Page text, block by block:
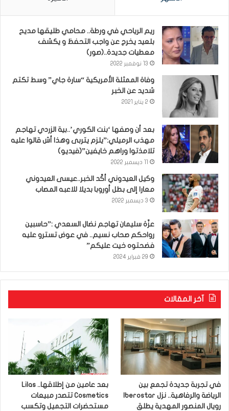
ريم الرياحي في ورطة.. محامي طليقها مديح
بلعيد يخرج عن واجب التحفظ و يكشف
معطيات جديدة..(صور)
13 نوفمبر 2022
وفاة الممثلة الأمريكية “سارة جاي” وسط تكتم
شديد عن الخبر
2 يناير 2021
بعد أن وصفها ‘بنت الكوري’..بية الزردي تهاجم
مهذب الرميلي:”يلزم يتربى وهذا أش قالوا عليه
تلامذتوا وراهم خايفين”(فيديو)
وكيل العيدوني أكّد الخبر..عيسى العيدوني
معارا إلى بطل أوروبا بديلا للاعبه المصاب
3 ديسمبر 2022
عزّة سليمان تهاجم نضال السعدي :”حاسبين
رواحكم صحاب نسيم.. في عوض تسترو عليه
فضحتوه خيت عليكم”
29 فبراير 2024
آخر المقالات
في تجربة جديدة تجمع بين
رويال المنصور المهدية يطلق
بعد عامين من إطلاقها.. Lilas
Cosmetics تتصدر مبيعات
مستحضرات التجميل وتكسب